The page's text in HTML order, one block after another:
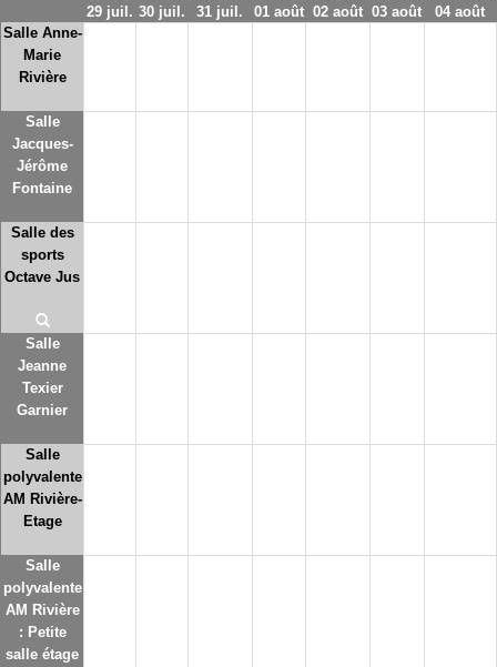
29 juil. 30 juil.
31 juil.
01 août 02 août 03 août
04 août
Salle Anne-
Marie
Rivière
Salle
Jacques-
Jérôme
Fontaine
Salle des
sports
Octave Jus
Salle
Jeanne
Texier
Garnier
Salle
polyvalente
AM Rivière-
Etage
Salle
polyvalente
AM Rivière
: Petite
salle étage